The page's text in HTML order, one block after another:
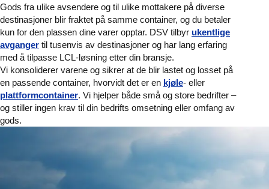
Gods fra ulike avsendere og til ulike mottakere på diverse
destinasjoner blir fraktet på samme container, og du betaler
kun for den plassen dine varer opptar. DSV tilbyr ukentlige
avganger til tusenvis av destinasjoner og har lang erfaring
med å tilpasse LCL-løsning etter din bransje.
Vi konsoliderer varene og sikrer at de blir lastet og losset på
en passende container, hvorvidt det er en kjøle- eller
plattformcontainer. Vi hjelper både små og store bedrifter –
og stiller ingen krav til din bedrifts omsetning eller omfang av
gods.